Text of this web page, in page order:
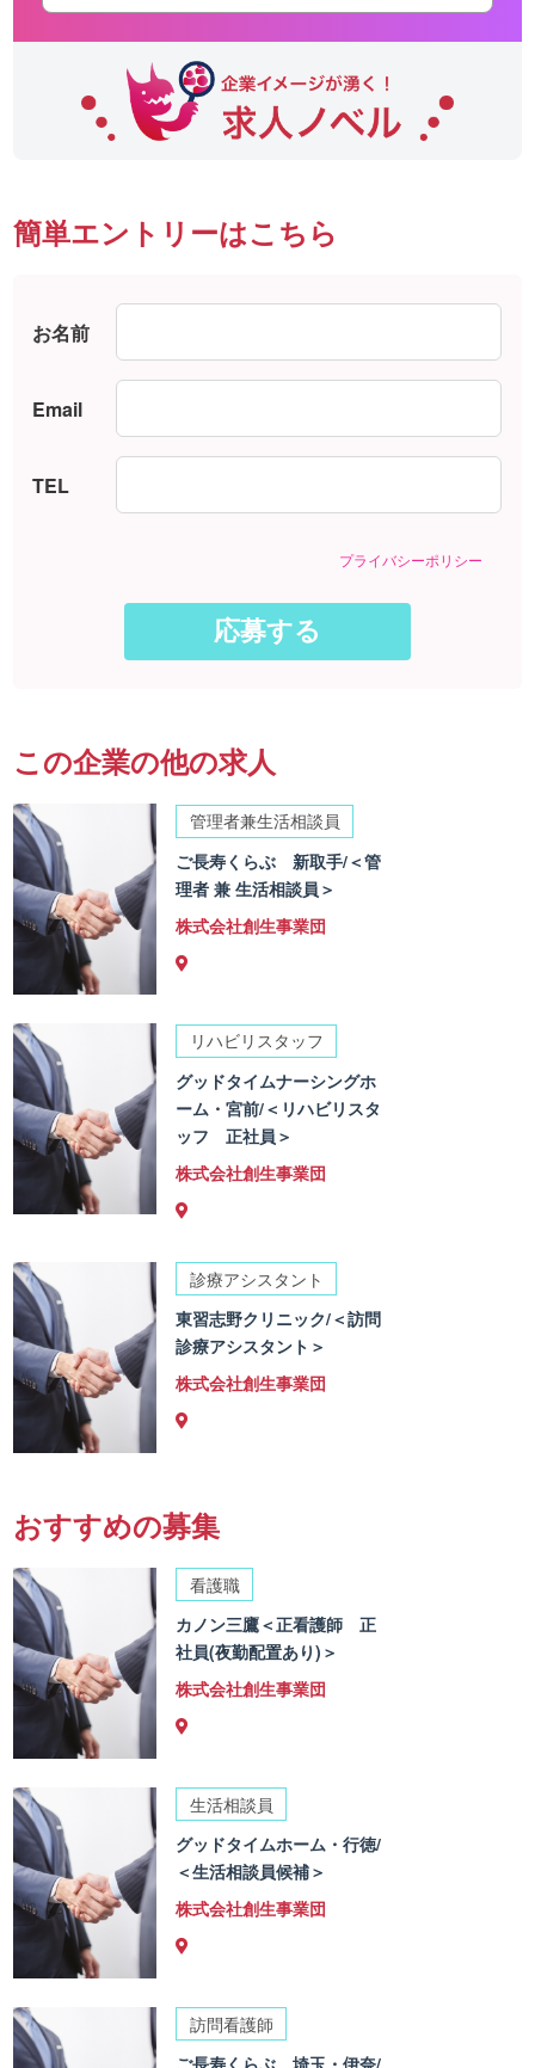
簡単エントリーはこちら
お名前
Email
TEL
プライバシーポリシー
この企業の他の求人
管理者兼生活相談員
ご長寿くらぶ 新取手/＜管
理者 兼 生活相談員＞
株式会社創生事業団
リハビリスタッフ
グッドタイムナーシングホ
ーム・宮前/＜リハビリスタ
ッフ 正社員＞
株式会社創生事業団
診療アシスタント
東習志野クリニック/＜訪問
診療アシスタント＞
株式会社創生事業団
おすすめの募集
看護職
カノン三鷹＜正看護師 正
社員(夜勤配置あり)＞
株式会社創生事業団
生活相談員
グッドタイムホーム・行徳/
＜生活相談員候補＞
株式会社創生事業団
訪問看護師